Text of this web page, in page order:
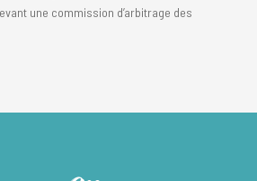
une commission d’arbitrage des